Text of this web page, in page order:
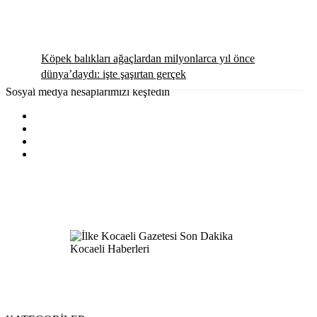
Köpek balıkları ağaçlardan milyonlarca yıl önce
dünya’daydı: işte şaşırtan gerçek
Sosyal medya hesaplarımızı keşfedin